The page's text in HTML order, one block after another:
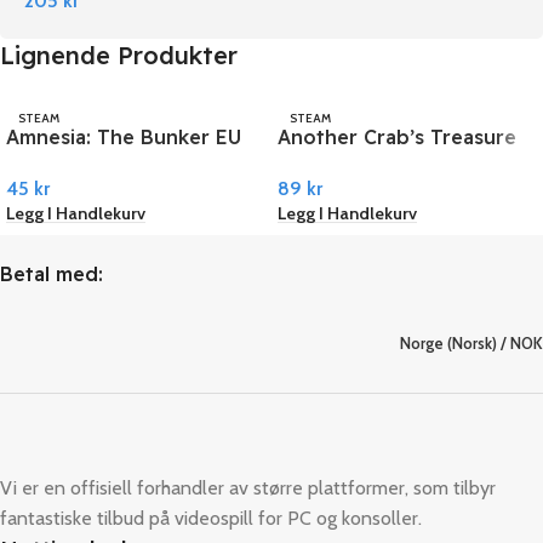
Lignende Produkter
STEAM
Amnesia: The Bunker EU
45 kr
Legg I Handlekurv
STEAM
Another Crab’s Treasure
89 kr
Legg I Handlekurv
Betal med:
Norge (Norsk) / NOK
Vi er en offisiell forhandler av større plattformer, som tilbyr
fantastiske tilbud på videospill for PC og konsoller.